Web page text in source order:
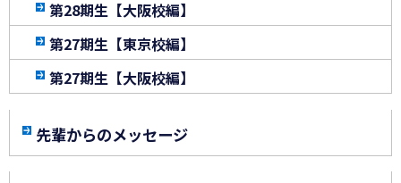
第28期生【大阪校編】
第27期生【東京校編】
第27期生【大阪校編】
先輩からのメッセージ